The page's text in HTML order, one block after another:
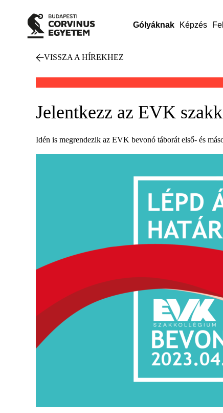
Gólyáknak Képzés
VISSZA A HÍREKHEZ
Jelentkezz az EVK
Idén is megrendezik az EVK bevonó táborát első- és